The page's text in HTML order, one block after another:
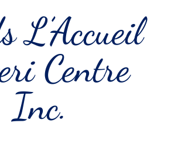
L’Accueil
Centre
Inc.